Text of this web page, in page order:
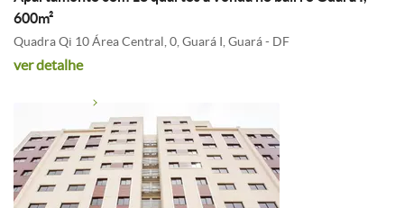
600m²
Quadra Qi 10 Área Central, 0, Guará I, Guará - DF
ver detalhe